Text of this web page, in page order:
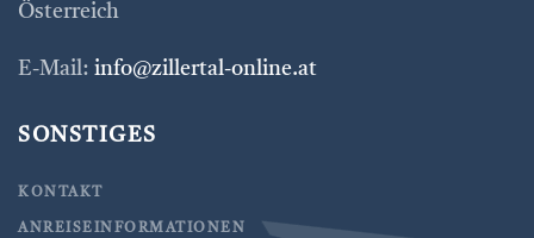
Österreich
E-Mail: info@zillertal-online.at
SONSTIGES
KONTAKT
ANREISEINFORMATIONEN